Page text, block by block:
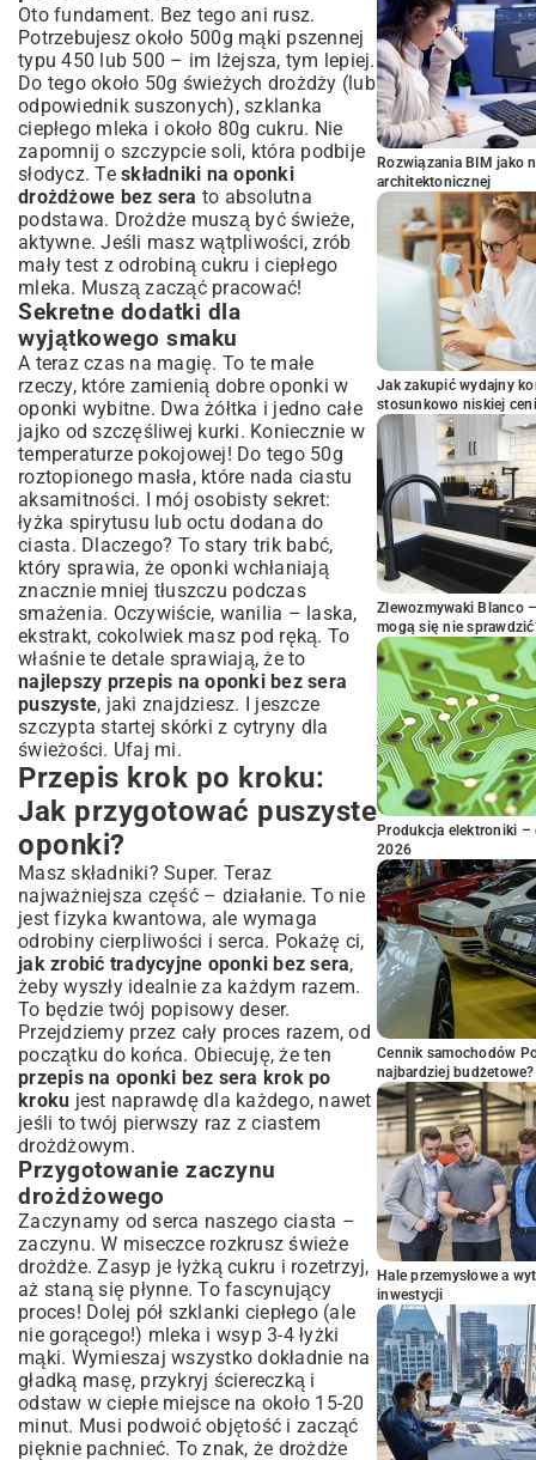
Oto fundament. Bez tego ani rusz.
Potrzebujesz około 500g mąki pszennej
typu 450 lub 500 – im lżejsza, tym lepiej.
Do tego około 50g świeżych drożdży (lub
odpowiednik suszonych), szklanka
ciepłego mleka i około 80g cukru. Nie
zapomnij o szczypcie soli, która podbije
słodycz. Te składniki na oponki
drożdżowe bez sera to absolutna
podstawa. Drożdże muszą być świeże,
aktywne. Jeśli masz wątpliwości, zrób
mały test z odrobiną cukru i ciepłego
mleka. Muszą zacząć pracować!
Sekretne dodatki dla
wyjątkowego smaku
A teraz czas na magię. To te małe
rzeczy, które zamienią dobre oponki w
oponki wybitne. Dwa żółtka i jedno całe
jajko od szczęśliwej kurki. Koniecznie w
temperaturze pokojowej! Do tego 50g
roztopionego masła, które nada ciastu
aksamitności. I mój osobisty sekret:
łyżka spirytusu lub octu dodana do
ciasta. Dlaczego? To stary trik babć,
który sprawia, że oponki wchłaniają
znacznie mniej tłuszczu podczas
smażenia. Oczywiście, wanilia – laska,
ekstrakt, cokolwiek masz pod ręką. To
właśnie te detale sprawiają, że to
najlepszy przepis na oponki bez sera
puszyste, jaki znajdziesz. I jeszcze
szczypta startej skórki z cytryny dla
świeżości. Ufaj mi.
Przepis krok po kroku:
Jak przygotować puszyste
oponki?
Masz składniki? Super. Teraz
najważniejsza część – działanie. To nie
jest fizyka kwantowa, ale wymaga
odrobiny cierpliwości i serca. Pokażę ci,
jak zrobić tradycyjne oponki bez sera,
żeby wyszły idealnie za każdym razem.
To będzie twój popisowy deser.
Przejdziemy przez cały proces razem, od
początku do końca. Obiecuję, że ten
przepis na oponki bez sera krok po
kroku jest naprawdę dla każdego, nawet
jeśli to twój pierwszy raz z ciastem
drożdżowym.
Przygotowanie zaczynu
drożdżowego
Zaczynamy od serca naszego ciasta –
zaczynu. W miseczce rozkrusz świeże
drożdże. Zasyp je łyżką cukru i rozetrzyj,
aż staną się płynne. To fascynujący
proces! Dolej pół szklanki ciepłego (ale
nie gorącego!) mleka i wsyp 3-4 łyżki
mąki. Wymieszaj wszystko dokładnie na
gładką masę, przykryj ściereczką i
odstaw w ciepłe miejsce na około 15-20
minut. Musi podwoić objętość i zacząć
pięknie pachnieć. To znak, że drożdże
Rozwiązania BIM jako
architektonicznej
Jak zakupić wydajny
stosunkowo niskiej
Zlewozmywaki Blanco
mogą się nie
Produkcja elektroniki –
2026
Cennik samochodów
najbardziej budżetowe?
Hale przemysłowe a
inwestycji